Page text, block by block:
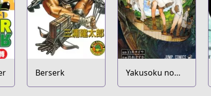
Berserk
Yakusoku no
Neverland